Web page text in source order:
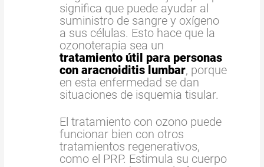
significa que puede ayudar al
suministro de sangre y oxígeno
a sus células. Esto hace que la
ozonoterapia sea un
tratamiento útil para personas
con aracnoiditis lumbar, porque
en esta enfermedad se dan
situaciones de isquemia tisular.
El tratamiento con ozono puede
funcionar bien con otros
tratamientos regenerativos,
como el PRP. Estimula su cuerpo